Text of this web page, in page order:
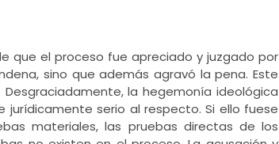
que el proceso fue apreciado y juzgado por
sino que además agravó la pena. Este
la hegemonía ideológica
serio al respecto. Si ello fuese
materiales, las pruebas directas de los